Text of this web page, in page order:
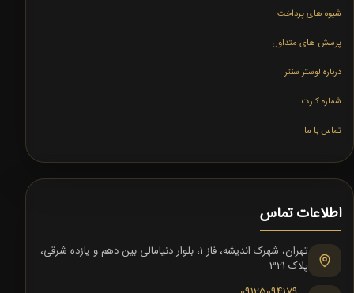
شیوه های پرداخت
پرسش های متداول
درباره لوستر سنتر
شماره کارت
تماس با ما
اطلاعات تماس
تهران، شهرک اندیشه، فاز 1، بلوار دنیامالی بین دهم و یازده شرقی،
پلاک 321